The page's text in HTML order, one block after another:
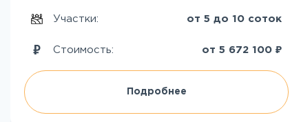
Участки: от 5 до 10 соток
Стоимость: от 5 672 100 ₽
Подробнее